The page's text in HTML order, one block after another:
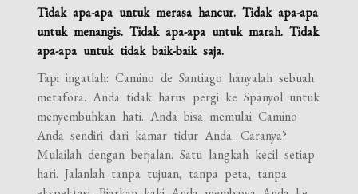
Tidak apa-apa untuk merasa hancur. Tidak apa-apa
untuk menangis. Tidak apa-apa untuk marah. Tidak
apa-apa untuk tidak baik-baik saja.
Tapi ingatlah: Camino de Santiago hanyalah sebuah
metafora. Anda tidak harus pergi ke Spanyol untuk
menyembuhkan hati. Anda bisa memulai Camino
Anda sendiri dari kamar tidur Anda. Caranya?
Mulailah dengan berjalan. Satu langkah kecil setiap
hari. Jalanlah tanpa tujuan, tanpa peta, tanpa